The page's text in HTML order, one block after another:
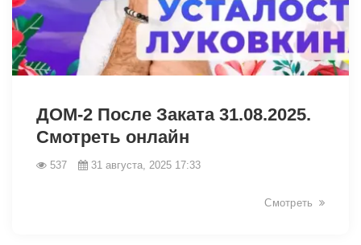
ДОМ-2 После Заката 31.08.2025.
Смотреть онлайн
537 31 августа, 2025 17:33
Смотреть